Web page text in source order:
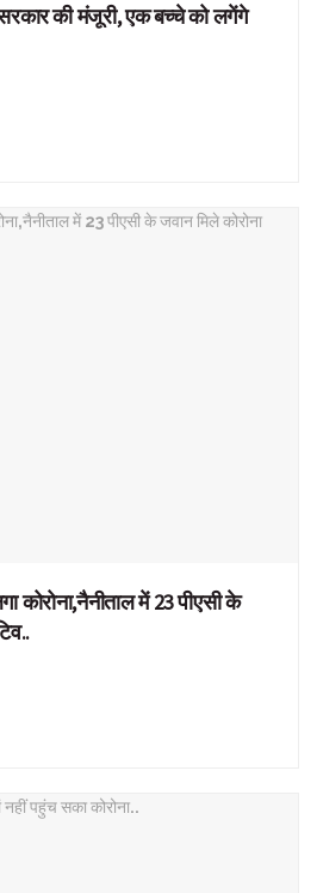
की मंजूरी, एक बच्चे को लगेंगे
कोरोना,नैनीताल में 23 पीएसी के